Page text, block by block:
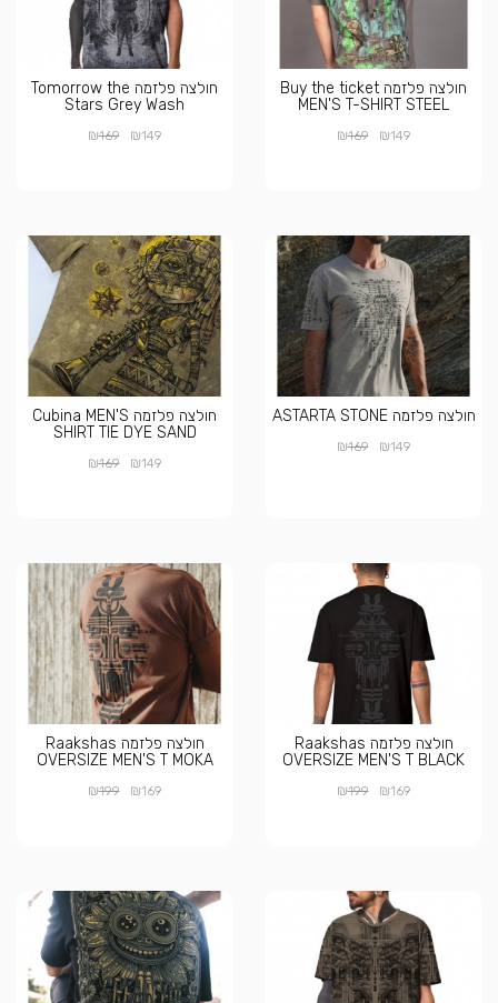
חולצה פלזמה Buy the ticket
MEN'S T-SHIRT STEEL
₪149
₪169
חולצה פלזמה Tomorrow the
Stars Grey Wash
₪149
₪169
חולצה פלזמה ASTARTA STONE
₪149
₪169
חולצה פלזמה Cubina MEN'S
SHIRT TIE DYE SAND
₪149
₪169
חולצה פלזמה Raakshas
OVERSIZE MEN'S T BLACK
₪169
₪199
חולצה פלזמה Raakshas
OVERSIZE MEN'S T MOKA
₪169
₪199